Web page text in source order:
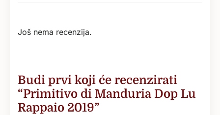
Još nema recenzija.
Budi prvi koji će recenzirati
“Primitivo di Manduria Dop Lu
Rappaio 2019”